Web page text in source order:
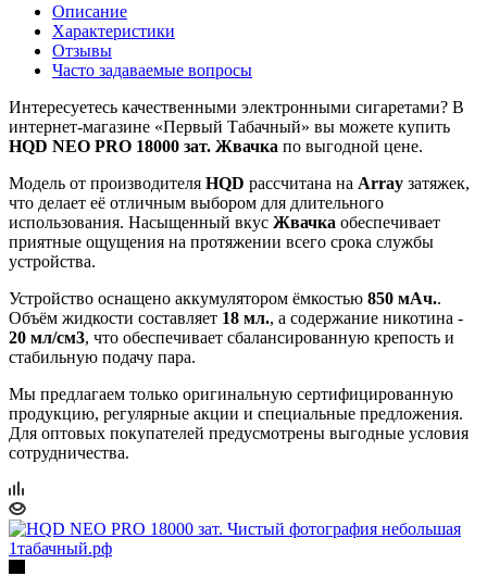
Описание
Характеристики
Отзывы
Часто задаваемые вопросы
Интересуетесь качественными электронными сигаретами? В
интернет‑магазине «Первый Табачный» вы можете купить
HQD NEO PRO 18000 зат. Жвачка по выгодной цене.
Модель от производителя HQD рассчитана на Array затяжек,
что делает её отличным выбором для длительного
использования. Насыщенный вкус Жвачка обеспечивает
приятные ощущения на протяжении всего срока службы
устройства.
Устройство оснащено аккумулятором ёмкостью 850 мАч..
Объём жидкости составляет 18 мл., а содержание никотина -
20 мл/см3, что обеспечивает сбалансированную крепость и
стабильную подачу пара.
Мы предлагаем только оригинальную сертифицированную
продукцию, регулярные акции и специальные предложения.
Для оптовых покупателей предусмотрены выгодные условия
сотрудничества.